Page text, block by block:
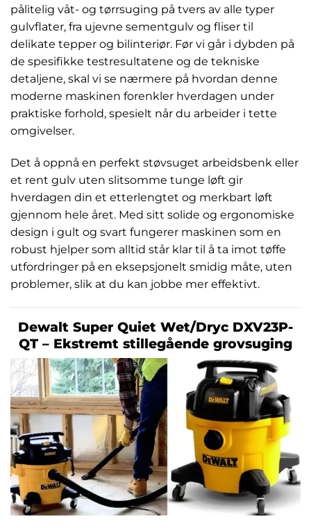
pålitelig våt- og tørrsuging på tvers av alle typer
gulvflater, fra ujevne sementgulv og fliser til
delikate tepper og bilinteriør. Før vi går i dybden på
de spesifikke testresultatene og de tekniske
detaljene, skal vi se nærmere på hvordan denne
moderne maskinen forenkler hverdagen under
praktiske forhold, spesielt når du arbeider i tette
omgivelser.
Det å oppnå en perfekt støvsuget arbeidsbenk eller
et rent gulv uten slitsomme tunge løft gir
hverdagen din et etterlengtet og merkbart løft
gjennom hele året. Med sitt solide og ergonomiske
design i gult og svart fungerer maskinen som en
robust hjelper som alltid står klar til å ta imot tøffe
utfordringer på en eksepsjonelt smidig måte, uten
problemer, slik at du kan jobbe mer effektivt.
Dewalt Super Quiet Wet/Dryc DXV23P-
QT – Ekstremt stillegående grovsuging